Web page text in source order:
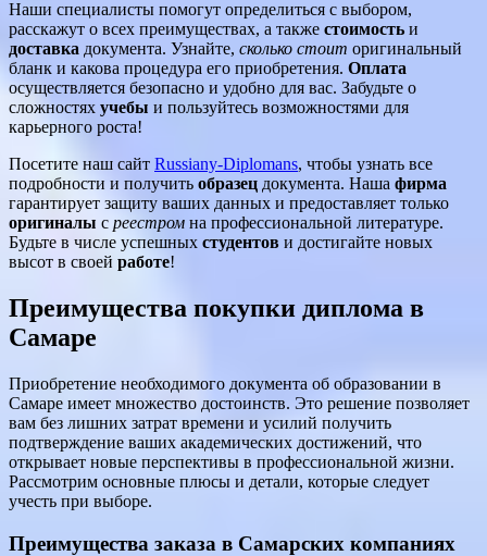
Наши специалисты помогут определиться с выбором,
расскажут о всех преимуществах, а также стоимость и
доставка документа. Узнайте, сколько стоит оригинальный
бланк и какова процедура его приобретения. Оплата
осуществляется безопасно и удобно для вас. Забудьте о
сложностях учебы и пользуйтесь возможностями для
карьерного роста!
Посетите наш сайт Russiany-Diplomans, чтобы узнать все
подробности и получить образец документа. Наша фирма
гарантирует защиту ваших данных и предоставляет только
оригиналы с реестром на профессиональной литературе.
Будьте в числе успешных студентов и достигайте новых
высот в своей работе!
Преимущества покупки диплома в
Самаре
Приобретение необходимого документа об образовании в
Самаре имеет множество достоинств. Это решение позволяет
вам без лишних затрат времени и усилий получить
подтверждение ваших академических достижений, что
открывает новые перспективы в профессиональной жизни.
Рассмотрим основные плюсы и детали, которые следует
учесть при выборе.
Преимущества заказа в Самарских компаниях